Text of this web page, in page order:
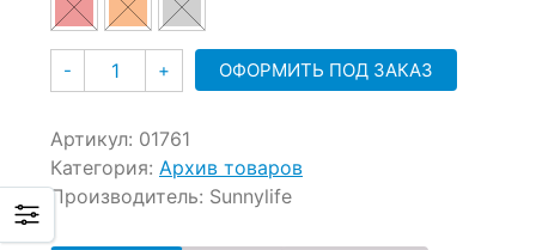
- Количество
+ ОФОРМИТЬ ПОД ЗАКАЗ
Артикул: 01761
Категория: Архив товаров
Производитель: Sunnylife